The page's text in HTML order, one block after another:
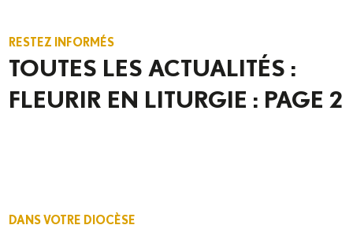
RESTEZ INFORMÉS
TOUTES LES ACTUALITÉS :
FLEURIR EN LITURGIE : PAGE 2
DANS VOTRE DIOCÈSE